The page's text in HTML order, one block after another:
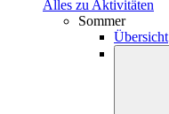
Alles zu Aktivitäten
Sommer
Übersicht